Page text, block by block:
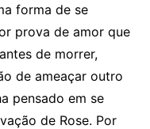
forma de se
prova de amor que
de morrer,
de ameaçar outro
pensado em se
de Rose. Por